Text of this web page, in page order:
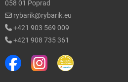
058 01 Poprad
rybarik@rybarik.eu
+421 903 569 009
+421 908 735 361